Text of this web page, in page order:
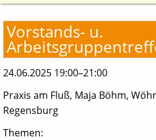
Vorstands- u.
24.06.2025 19:00–21:00
Praxis am Fluß, Maja Böhm,
Regensburg
Themen: